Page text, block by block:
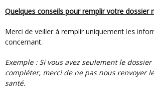
Quelques conseils pour remplir votre dossier
Merci de veiller à remplir uniquement les informations vous
concernant.
Exemple : Si vous avez seulement le dossier médical à
compléter, merci de ne pas nous renvoyer
santé.